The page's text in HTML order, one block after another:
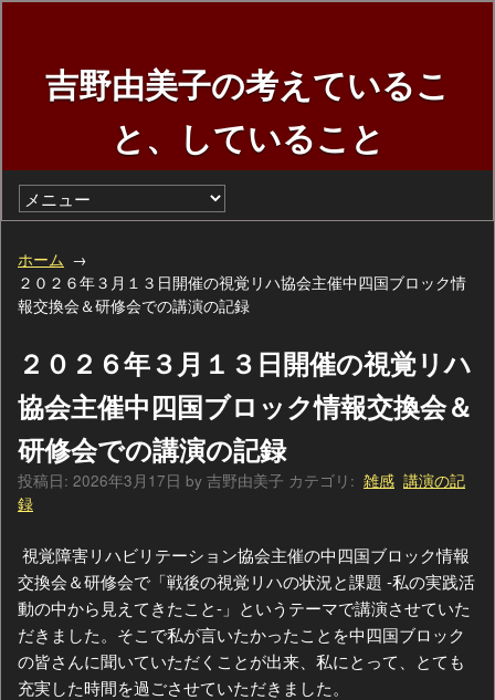
吉野由美子の考えているこ
と、していること
ホーム
２０２６年３月１３日開催の視覚リハ協会主催中四国ブロック情
報交換会＆研修会での講演の記録
２０２６年３月１３日開催の視覚リハ
協会主催中四国ブロック情報交換会＆
研修会での講演の記録
投稿日: 2026年3月17日 by 吉野由美子 カテゴリ: 雑感 講演の記
録
視覚障害リハビリテーション協会主催の中四国ブロック情報
交換会＆研修会で「戦後の視覚リハの状況と課題 -私の実践活
動の中から見えてきたこと-」というテーマで講演させていた
だきました。そこで私が言いたかったことを中四国ブロック
の皆さんに聞いていただくことが出来、私にとって、とても
充実した時間を過ごさせていただきました。